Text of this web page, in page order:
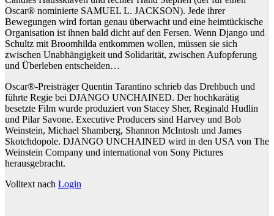
Oscar® nominierte SAMUEL L. JACKSON). Jede ihrer
Bewegungen wird fortan genau überwacht und eine heimtückische
Organisation ist ihnen bald dicht auf den Fersen. Wenn Django und
Schultz mit Broomhilda entkommen wollen, müssen sie sich
zwischen Unabhängigkeit und Solidarität, zwischen Aufopferung
und Überleben entscheiden…
Oscar®-Preisträger Quentin Tarantino schrieb das Drehbuch und
führte Regie bei DJANGO UNCHAINED. Der hochkarätig
besetzte Film wurde produziert von Stacey Sher, Reginald Hudlin
und Pilar Savone. Executive Producers sind Harvey und Bob
Weinstein, Michael Shamberg, Shannon McIntosh und James
Skotchdopole. DJANGO UNCHAINED wird in den USA von The
Weinstein Company und international von Sony Pictures
herausgebracht.
Volltext nach Login